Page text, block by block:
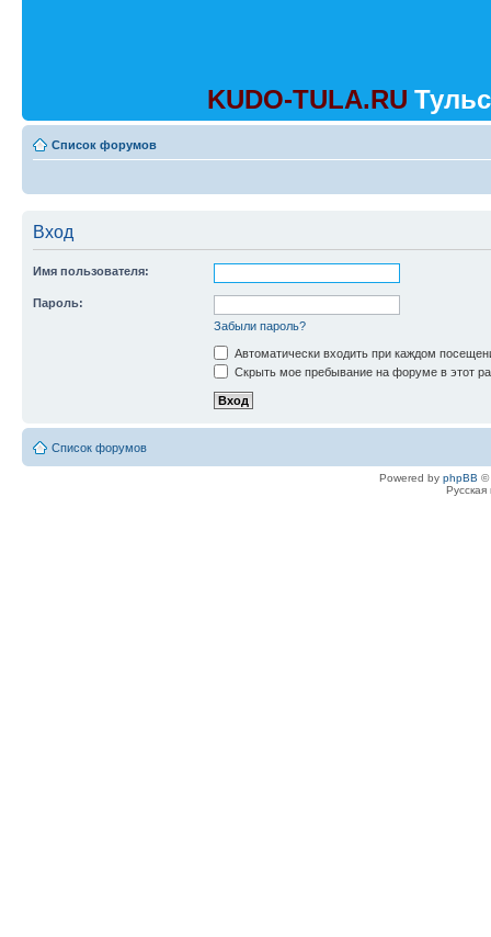
KUDO-TULA.RU
Список форумов
Вход
Имя пользователя:
Пароль:
Забыли пароль?
Автоматически входить при каждом
Скрыть мое пребывание на форуме в этот
Список форумов
Powered by phpBB ©